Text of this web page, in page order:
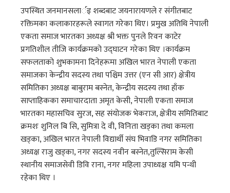
उपस्थित जनमानसलार्इ शब्दबाट जयनारायणले र संगीतबाट
रक्तिमका कलाकारहरूले स्वागत गरेका थिए। प्रमुख अतिथि नेपाली
एकता समाज भारतका अध्यक्ष श्री भक्त पुनले रिवन काटेर
प्रगतिशील तीजि कार्यक्रमको उद्घाटन गरेका थिए ।कार्यक्रम
सफलताको शुभकामना दिनेहरूमा अखिल भारत नेपाली एकता
समाजका केन्द्रीय सदस्य तथा पश्चिम उत्तर (एन सी आर) क्षेत्रीय
समितिका अध्यक्ष बाबुराम बस्नेत, केन्द्रीय सदस्य तथा हाँक
साप्ताहिकका समाचारदाता अमृत केसी, नेपाली एकता समाज
भारतका महासचिव सुरज, सह संयोजक भेकराज, क्षेत्रीय समितिबाट
क्रमशः शुनिल बि सि, सुमित्रा दे वी, विनिता खड्का तथा कमला
खड्का, अखिल भारत नेपाली विद्यार्थी संघ भिवाडि नगर समितिका
अध्यक्ष राजु खड्का, नगर सदस्य नवीन बस्नेत,तुल्सिराम केसी
स्थानीय समाजसेवी डिवि राना, नगर महिला उपाध्यक्ष यमि पन्थी
रहेका थिए ।